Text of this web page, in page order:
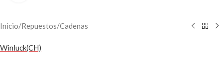
Inicio/Repuestos/Cadenas
Winluck(CH)